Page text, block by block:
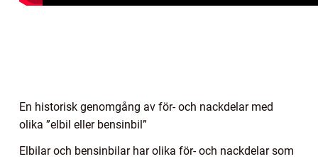
En historisk genomgång av för- och nackdelar med
olika ”elbil eller bensinbil”
Elbilar och bensinbilar har olika för- och nackdelar som